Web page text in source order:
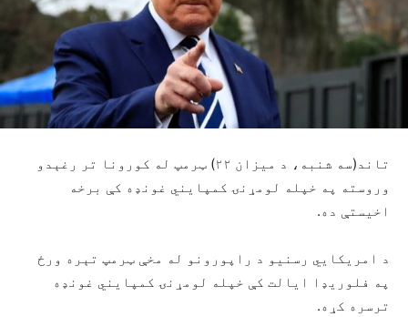
تاند(سه شنبه، د میزان ۲۲) ټرمپ له کورونا تر رغېدو
وروسته په خپله لومړنۍ کمپایني غونډه کې برخه
اخیستې ده.
د امریکايي رسنیو د راپورونو له مخې ټرمپ تېره ورځ
په فلوریډا ایالت کې خپله لومړنۍ کمپایني غونډه
ترسره کړه.